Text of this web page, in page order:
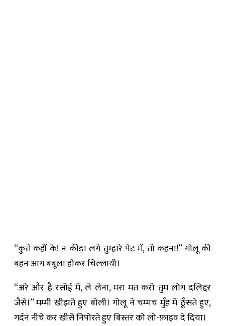
“कुत्ते कहीं के! न कीड़ा लगे तुम्हारे पेट में, तो कहना!” गोलू की
बहन आग बबूला होकर चिल्लायी।
“अरे और है रसोई में, ले लेना, मरा मत करो तुम लोग दलिद्दर
जैसे।” मम्मी खीझते हुए बोली। गोलू ने चम्मच मुँह में ठूँसते हुए,
गर्दन नीचे कर खींसें निपोरते हुए बिस्तर को लो-फ़ाइव दे दिया।